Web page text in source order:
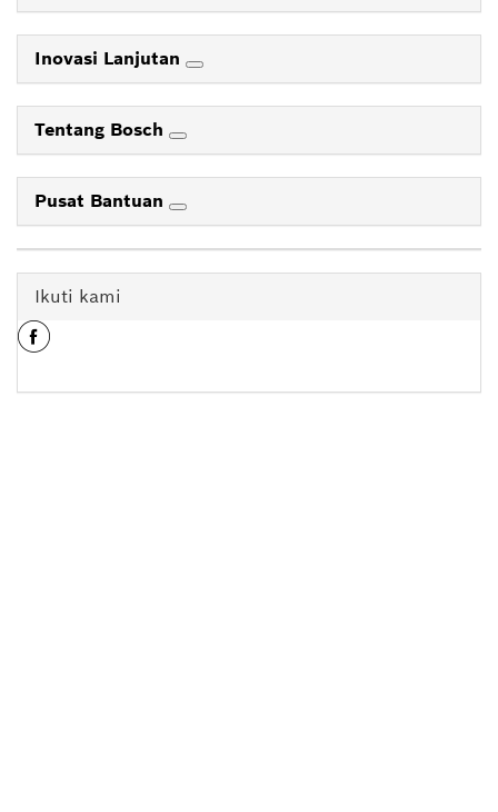
Inovasi Lanjutan
Tentang Bosch
Pusat Bantuan
Ikuti kami